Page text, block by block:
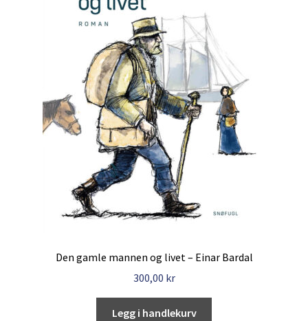
Den gamle mannen og livet – Einar Bardal
300,00 kr
Legg i handlekurv